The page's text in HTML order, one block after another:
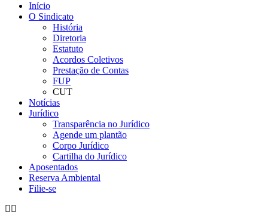
Início
O Sindicato
História
Diretoria
Estatuto
Acordos Coletivos
Prestação de Contas
FUP
CUT
Notícias
Jurídico
Transparência no Jurídico
Agende um plantão
Corpo Jurídico
Cartilha do Jurídico
Aposentados
Reserva Ambiental
Filie-se